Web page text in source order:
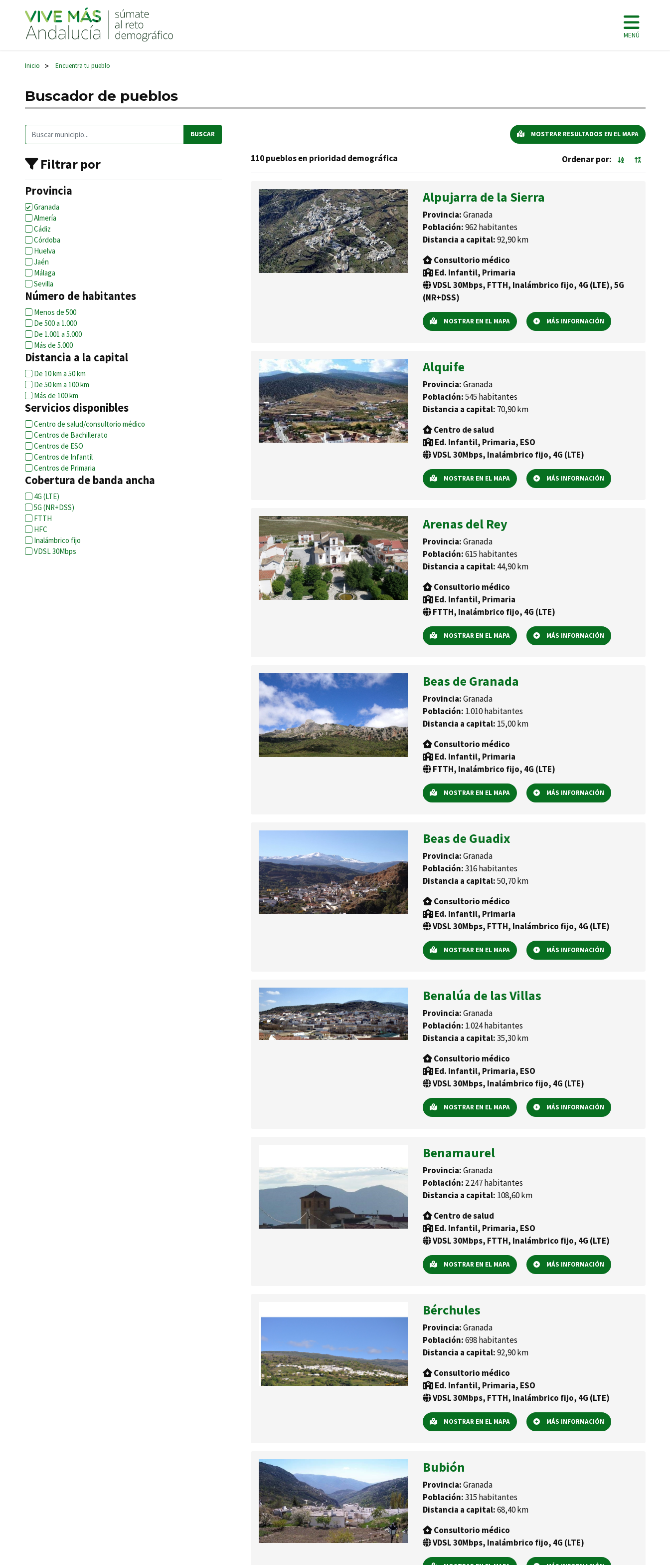
Navegación principal MENÚ
Inicio > Encuentra tu pueblo
Buscador de pueblos
Buscar:
Filtrar por
Provincia
Granada
Almería
Cádiz
Córdoba
Huelva
Jaén
Málaga
Sevilla
Número de habitantes
Menos de 500
De 500 a 1.000
De 1.001 a 5.000
Más de 5.000
Distancia a la capital
De 10 km a 50 km
De 50 km a 100 km
Más de 100 km
Servicios disponibles
Centro de salud/consultorio médico
Centros de Bachillerato
Centros de ESO
Centros de Infantil
Centros de Primaria
Cobertura de banda ancha
4G (LTE)
5G (NR+DSS)
FTTH
HFC
Inalámbrico fijo
VDSL 30Mbps
MOSTRAR RESULTADOS EN EL MAPA
110 pueblos en prioridad demográfica Ordenar por:
Alpujarra de la Sierra
Provincia:Granada
Población:962 habitantes
Distancia a capital:92,90 km
Consultorio médico
Ed. Infantil, Primaria
VDSL 30Mbps, FTTH, Inalámbrico fijo, 4G (LTE), 5G
(NR+DSS)
MOSTRAR EN EL MAPA MÁS INFORMACIÓN
Alquife
Provincia:Granada
Población:545 habitantes
Distancia a capital: 70,90 km
Centro de salud
Ed. Infantil, Primaria, ESO
VDSL 30Mbps, Inalámbrico fijo, 4G (LTE)
MOSTRAR EN EL MAPA MÁS INFORMACIÓN
Arenas del Rey
Provincia:Granada
Población:615 habitantes
Distancia a capital: 44,90 km
Consultorio médico
Ed. Infantil, Primaria
FTTH, Inalámbrico fijo, 4G (LTE)
MOSTRAR EN EL MAPA MÁS INFORMACIÓN
Beas de Granada
Provincia:Granada
Población: 1.010 habitantes
Distancia a capital: 15,00 km
Consultorio médico
Ed. Infantil, Primaria
FTTH, Inalámbrico fijo, 4G (LTE)
MOSTRAR EN EL MAPA MÁS INFORMACIÓN
Beas de Guadix
Provincia:Granada
Población:316 habitantes
Distancia a capital:50,70 km
Consultorio médico
Ed. Infantil, Primaria
VDSL 30Mbps, FTTH, Inalámbrico fijo, 4G (LTE)
MOSTRAR EN EL MAPA MÁS INFORMACIÓN
Benalúa de las Villas
Provincia:Granada
Población: 1.024 habitantes
Distancia a capital:35,30 km
Consultorio médico
Ed. Infantil, Primaria, ESO
VDSL 30Mbps, Inalámbrico fijo, 4G (LTE)
MOSTRAR EN EL MAPA MÁS INFORMACIÓN
Benamaurel
Provincia:Granada
Población: 2.247 habitantes
Distancia a capital: 108,60 km
Centro de salud
Ed. Infantil, Primaria, ESO
VDSL 30Mbps, FTTH, Inalámbrico fijo, 4G (LTE)
MOSTRAR EN EL MAPA MÁS INFORMACIÓN
Bérchules
Provincia:Granada
Población:698 habitantes
Distancia a capital:92,90 km
Consultorio médico
Ed. Infantil, Primaria, ESO
VDSL 30Mbps, FTTH, Inalámbrico fijo, 4G (LTE)
MOSTRAR EN EL MAPA MÁS INFORMACIÓN
Bubión
Provincia:Granada
Población:315 habitantes
Distancia a capital:68,40 km
Consultorio médico
VDSL 30Mbps, Inalámbrico fijo, 4G (LTE)